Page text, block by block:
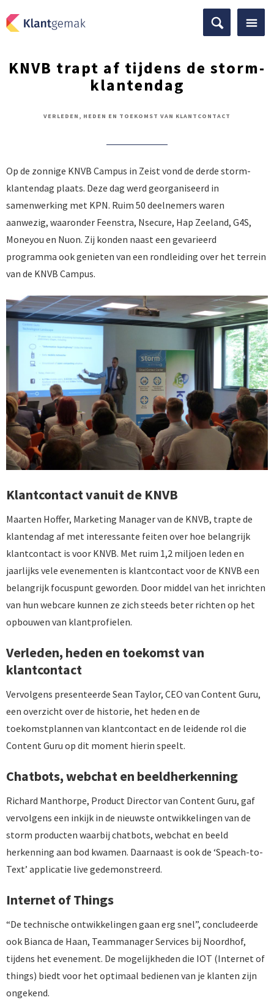
KNVB trapt af tijdens de storm-
klantendag
VERLEDEN, HEDEN EN TOEKOMST VAN KLANTCONTACT
Op de zonnige KNVB Campus in Zeist vond de derde storm-
klantendag plaats. Deze dag werd georganiseerd in
samenwerking met KPN. Ruim 50 deelnemers waren
aanwezig, waaronder Feenstra, Nsecure, Hap Zeeland, G4S,
Moneyou en Nuon. Zij konden naast een gevarieerd
programma ook genieten van een rondleiding over het terrein
van de KNVB Campus.
Klantcontact vanuit de KNVB
Maarten Hoffer, Marketing Manager van de KNVB, trapte de
klantendag af met interessante feiten over hoe belangrijk
klantcontact is voor KNVB. Met ruim 1,2 miljoen leden en
jaarlijks vele evenementen is klantcontact voor de KNVB een
belangrijk focuspunt geworden. Door middel van het inrichten
van hun webcare kunnen ze zich steeds beter richten op het
opbouwen van klantprofielen.
Verleden, heden en toekomst van
klantcontact
Vervolgens presenteerde Sean Taylor, CEO van Content Guru,
een overzicht over de historie, het heden en de
toekomstplannen van klantcontact en de leidende rol die
Content Guru op dit moment hierin speelt.
Chatbots, webchat en beeldherkenning
Richard Manthorpe, Product Director van Content Guru, gaf
vervolgens een inkijk in de nieuwste ontwikkelingen van de
storm producten waarbij chatbots, webchat en beeld
herkenning aan bod kwamen. Daarnaast is ook de ‘Speach-to-
Text’ applicatie live gedemonstreerd.
Internet of Things
“De technische ontwikkelingen gaan erg snel”, concludeerde
ook Bianca de Haan, Teammanager Services bij Noordhof,
tijdens het evenement. De mogelijkheden die IOT (Internet of
things) biedt voor het optimaal bedienen van je klanten zijn
ongekend.